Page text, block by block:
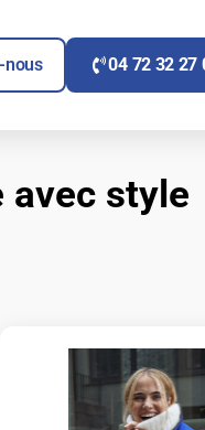
nous 04 72 32 27
style